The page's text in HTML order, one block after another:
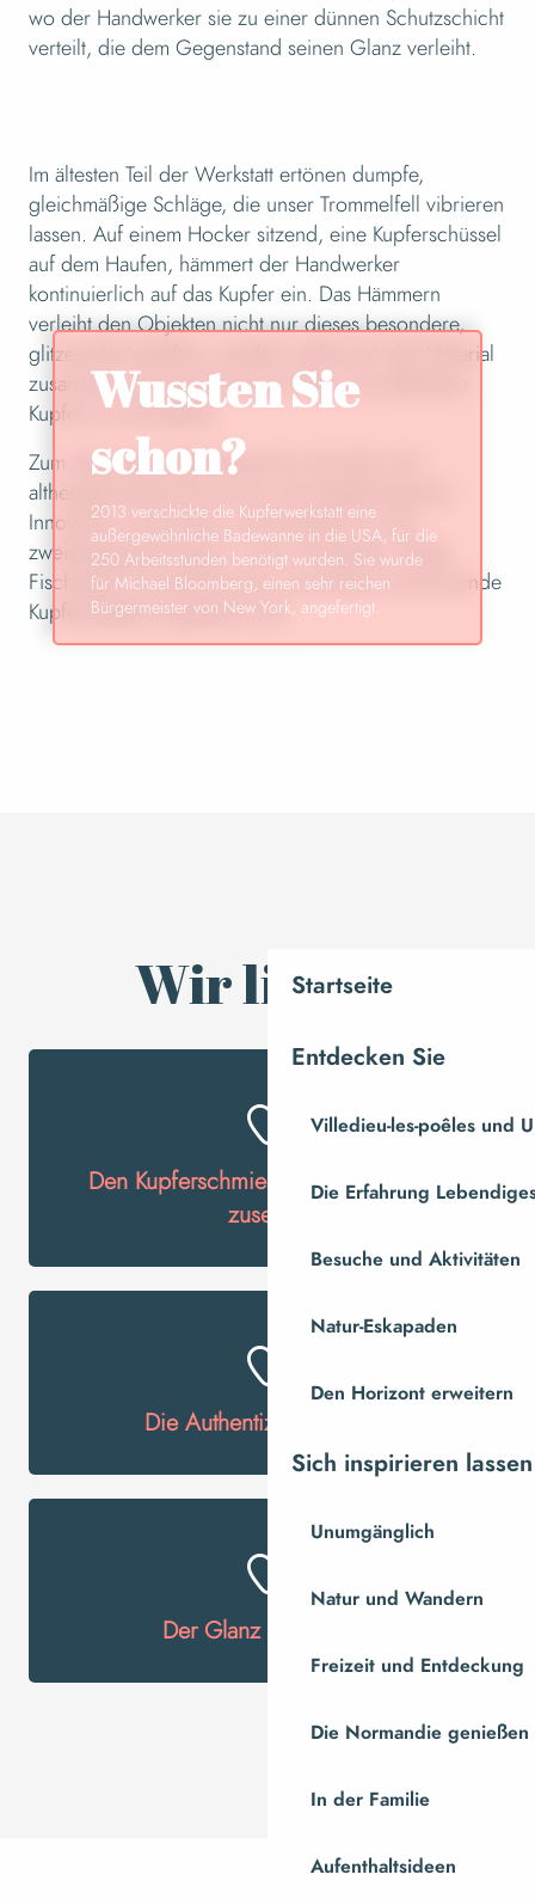
Startseite
Entdecken Sie
Villedieu-les-poêles und
Die Erfahrung
Besuche und Aktivitäten
Natur-Eskapaden
Den Horizont erweitern
Sich inspirieren lassen
Unumgänglich
Natur und Wandern
Freizeit und Entdeckung
Die Normandie genießen
In der Familie
Aufenthaltsideen
wo der Handwerker sie zu einer dünnen Schutzschicht
verteilt, die dem Gegenstand seinen Glanz verleiht.
Im ältesten Teil der Werkstatt ertönen dumpfe,
gleichmäßige Schläge, die unser Trommelfell vibrieren
lassen. Auf einem Hocker sitzend, eine Kupferschüssel
auf dem Haufen, hämmert der Handwerker
kontinuierlich auf das Kupfer ein. Das Hämmern
verleiht den Objekten nicht nur dieses besondere,
glitzernde Aussehen, sondern zieht auch das Material
zusammen und macht das von Natur aus dehnbare
Kupfer so viel stabiler.
Zum Abschluss dieses Besuchs, bei dem sich
althergebrachtes Know-how und zeitgenössische
Innovation vermischen, durchstreifen wir die
zweistöckige Boutique, in der Armbänder, Töpfe,
Fischtöpfe, Cannelé-Formen und andere schimmernde
Kupferobjekte ausgestellt sind.
Wussten Sie
schon?
2013 verschickte die Kupferwerkstatt eine
außergewöhnliche Badewanne in die USA, für die
250 Arbeitsstunden benötigt wurden. Sie wurde
für Michael Bloomberg, einen sehr reichen
Bürgermeister von New York, angefertigt.
Wir lieben
Den Kupferschmieden bei der Arbeit
zusehen
Die Authentizität der Orte
Der Glanz von Kupfer